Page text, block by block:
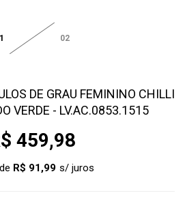
02
DE GRAU FEMININO CHILLI
VERDE - LV.AC.0853.1515
459,98
R$ 91,99